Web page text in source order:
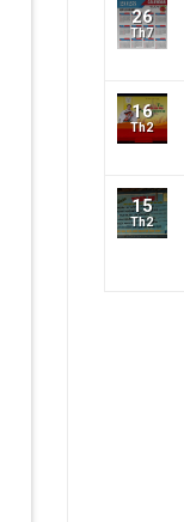
26
Th7
16
Th2
15
Th2